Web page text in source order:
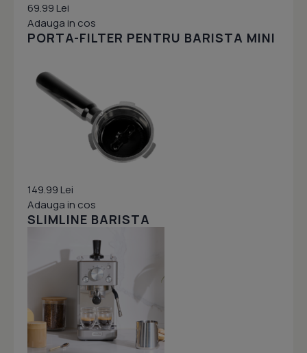
69.99 Lei
Adauga in cos
PORTA-FILTER PENTRU BARISTA MINI
149.99 Lei
Adauga in cos
SLIMLINE BARISTA